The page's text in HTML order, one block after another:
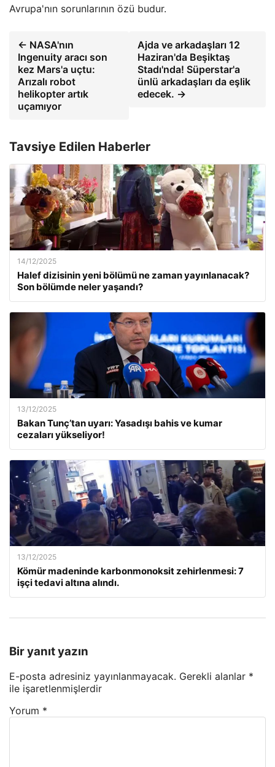
Avrupa'nın sorunlarının özü budur.
← NASA'nın
Ingenuity aracı son
kez Mars'a uçtu:
Arızalı robot
helikopter artık
uçamıyor
Ajda ve arkadaşları 12
Haziran'da Beşiktaş
Stadı'nda! Süperstar'a
ünlü arkadaşları da eşlik
edecek. →
Tavsiye Edilen Haberler
14/12/2025
Halef dizisinin yeni bölümü ne zaman yayınlanacak?
Son bölümde neler yaşandı?
13/12/2025
Bakan Tunç’tan uyarı: Yasadışı bahis ve kumar
cezaları yükseliyor!
13/12/2025
Kömür madeninde karbonmonoksit zehirlenmesi: 7
işçi tedavi altına alındı.
Bir yanıt yazın
E-posta adresiniz yayınlanmayacak. Gerekli alanlar *
ile işaretlenmişlerdir
Yorum *